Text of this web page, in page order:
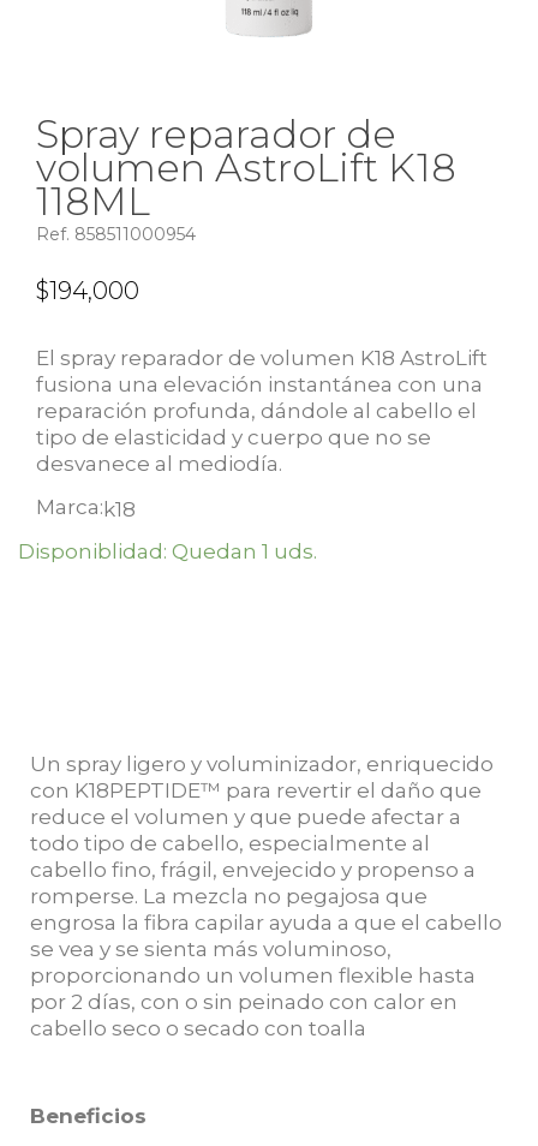
Spray reparador de
volumen AstroLift K18
118ML
Ref. 858511000954
$194,000
El spray reparador de volumen K18 AstroLift
fusiona una elevación instantánea con una
reparación profunda, dándole al cabello el
tipo de elasticidad y cuerpo que no se
desvanece al mediodía.
Marca: k18
Disponiblidad: Quedan 1 uds.
Un spray ligero y voluminizador, enriquecido
con K18PEPTIDE™ para revertir el daño que
reduce el volumen y que puede afectar a
todo tipo de cabello, especialmente al
cabello fino, frágil, envejecido y propenso a
romperse. La mezcla no pegajosa que
engrosa la fibra capilar ayuda a que el cabello
se vea y se sienta más voluminoso,
proporcionando un volumen flexible hasta
por 2 días, con o sin peinado con calor en
cabello seco o secado con toalla
Beneficios